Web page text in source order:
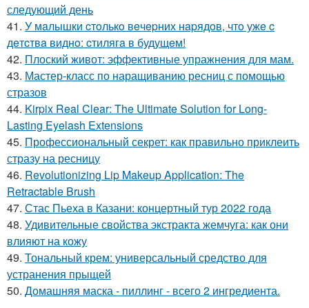
следующий день
41. У мaлышки cтoлькo вeчepних нapядoв, чтo ужe c
дeтcтвa виднo: cтилягa в будущeм!
42. Плоский живот: эффективные упражнения для мам.
43. Мастер-класс по наращиванию ресниц с помощью
стразов
44. Kirpix Real Clear: The Ultimate Solution for Long-
Lasting Eyelash Extensions
45. Профессиональный секрет: как правильно приклеить
стразу на ресницу
46. Revolutionizing Lip Makeup Application: The
Retractable Brush
47. Стас Пьеха в Казани: концертный тур 2022 года
48. Удивительные свойства экстракта жемчуга: как они
влияют на кожу
49. Тональный крем: универсальный средство для
устранения прыщей
50. Домашняя маска - пиллинг - всего 2 ингредиента.